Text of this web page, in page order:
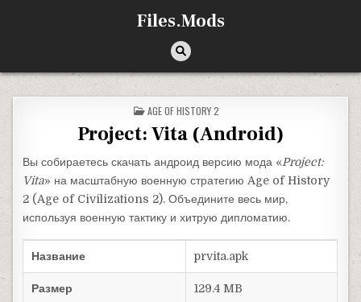
Files.Mods
ОПУБЛИКОВАНО В
AGE OF HISTORY 2
Project: Vita (Android)
Вы собираетесь скачать андроид версию мода «Project:
Vita» на масштабную военную стратегию Age of History
2 (Age of Civilizations 2). Объедините весь мир,
используя военную тактику и хитрую дипломатию.
Название prvita.apk
Размер 129.4 MB